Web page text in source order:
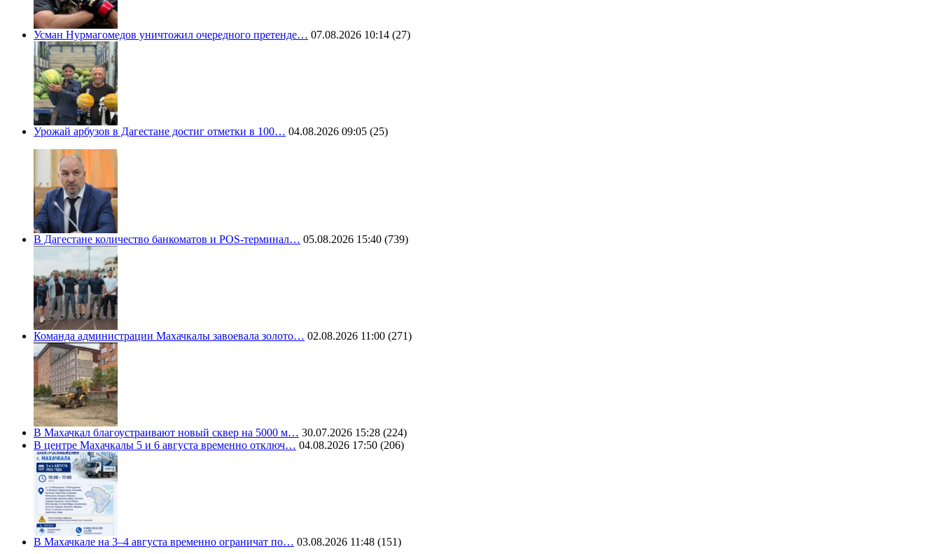
Усман Нурмагомедов уничтожил очередного претенде… 07.08.2026 10:14 (27)
Урожай арбузов в Дагестане достиг отметки в 100… 04.08.2026 09:05 (25)
В Дагестане количество банкоматов и POS-терминал… 05.08.2026 15:40 (739)
Команда администрации Махачкалы завоевала золото… 02.08.2026 11:00 (271)
В Махачкал благоустраивают новый сквер на 5000 м… 30.07.2026 15:28 (224)
В центре Махачкалы 5 и 6 августа временно отключ… 04.08.2026 17:50 (206)
В Махачкале на 3–4 августа временно ограничат по… 03.08.2026 11:48 (151)